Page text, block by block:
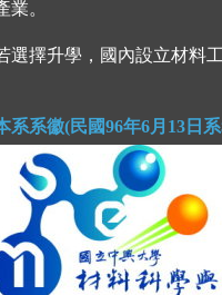
業。
選擇升學，國內設立材料
系系徽(民國96年6月13日